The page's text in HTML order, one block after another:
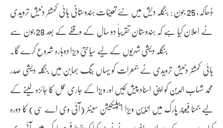
ڈھاکہ، 25 جون : بنگلہ دیش میں نئے تعینات ہندوستانی ہائی کمشنر دنیش ترویدی
نے اعلان کیا ہے کہ ہندوستان تقریباً دو سال کے وقفے کے بعد 28 جون سے
بنگلہ دیشی شہریوں کے لیے سیاحتی ویزا دوبارہ شروع کرے گا۔
ہائی کمشنر دنیش ترویدی نے جمعرات کو یہاں بنگ بھابن میں بنگلہ دیشی صدر
محمد شہاب الدین کو اپنی اسناد پیش کیں اور ویزا کے جاری عمل کا جائزہ لینے کے
لیے جمنا فیوچر پارک میں انڈین ویزا ایپلیکیشن سینٹر (آئی وی اے سی) کا دورہ